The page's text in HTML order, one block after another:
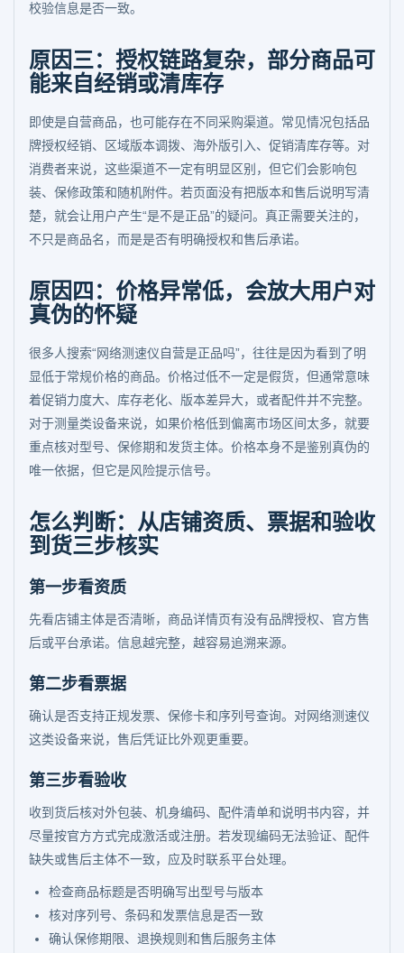
校验信息是否一致。
原因三：授权链路复杂，部分商品可
能来自经销或清库存
即使是自营商品，也可能存在不同采购渠道。常见情况包括品
牌授权经销、区域版本调拨、海外版引入、促销清库存等。对
消费者来说，这些渠道不一定有明显区别，但它们会影响包
装、保修政策和随机附件。若页面没有把版本和售后说明写清
楚，就会让用户产生“是不是正品”的疑问。真正需要关注的，
不只是商品名，而是是否有明确授权和售后承诺。
原因四：价格异常低，会放大用户对
真伪的怀疑
很多人搜索“网络测速仪自营是正品吗”，往往是因为看到了明
显低于常规价格的商品。价格过低不一定是假货，但通常意味
着促销力度大、库存老化、版本差异大，或者配件并不完整。
对于测量类设备来说，如果价格低到偏离市场区间太多，就要
重点核对型号、保修期和发货主体。价格本身不是鉴别真伪的
唯一依据，但它是风险提示信号。
怎么判断：从店铺资质、票据和验收
到货三步核实
第一步看资质
先看店铺主体是否清晰，商品详情页有没有品牌授权、官方售
后或平台承诺。信息越完整，越容易追溯来源。
第二步看票据
确认是否支持正规发票、保修卡和序列号查询。对网络测速仪
这类设备来说，售后凭证比外观更重要。
第三步看验收
收到货后核对外包装、机身编码、配件清单和说明书内容，并
尽量按官方方式完成激活或注册。若发现编码无法验证、配件
缺失或售后主体不一致，应及时联系平台处理。
检查商品标题是否明确写出型号与版本
核对序列号、条码和发票信息是否一致
确认保修期限、退换规则和售后服务主体